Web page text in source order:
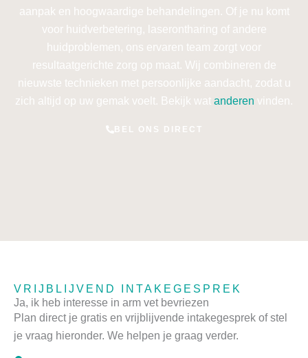
aanpak en hoogwaardige behandelingen. Of je nu komt
voor huidverbetering, laserontharing of andere
huidproblemen, ons ervaren team zorgt voor
resultaatgerichte zorg op maat. Wij combineren de
nieuwste technieken met persoonlijke aandacht, zodat u
zich altijd op uw gemak voelt. Bekijk wat anderen vinden.
BEL ONS DIRECT
VRIJBLIJVEND INTAKEGESPREK
Ja, ik heb interesse in arm vet bevriezen
Plan direct je gratis en vrijblijvende intakegesprek of stel
je vraag hieronder. We helpen je graag verder.